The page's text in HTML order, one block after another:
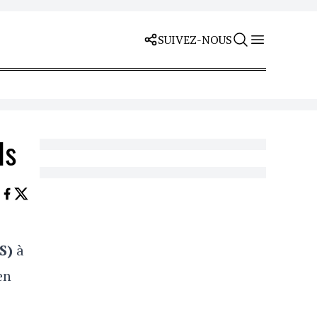
SUIVEZ-NOUS
à